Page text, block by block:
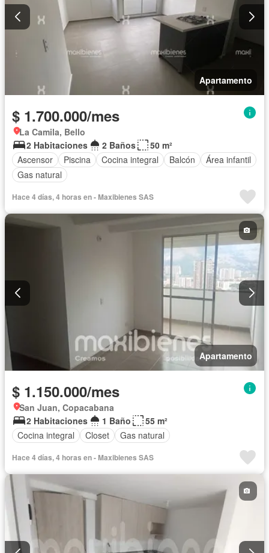
Apartamento
$ 1.700.000/mes
La Camila, Bello
2 Habitaciones
2 Baños
50 m²
Ascensor
Piscina Cocina integral Balcón
Área infantil
Gas natural
Hace 4 días, 4 horas en - Maxibienes SAS
Apartamento
$ 1.150.000/mes
San Juan, Copacabana
2 Habitaciones
1 Baño
55 m²
Cocina integral
Closet Gas natural
Hace 4 días, 4 horas en - Maxibienes SAS